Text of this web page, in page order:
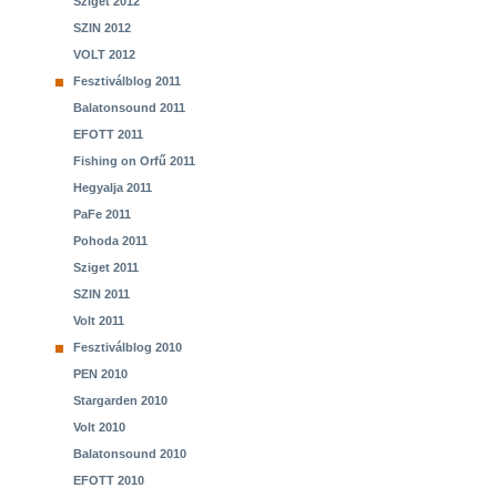
SZIN 2012
VOLT 2012
Fesztiválblog 2011
Balatonsound 2011
EFOTT 2011
Fishing on Orfű 2011
Hegyalja 2011
PaFe 2011
Pohoda 2011
Sziget 2011
SZIN 2011
Volt 2011
Fesztiválblog 2010
PEN 2010
Stargarden 2010
Volt 2010
Balatonsound 2010
EFOTT 2010